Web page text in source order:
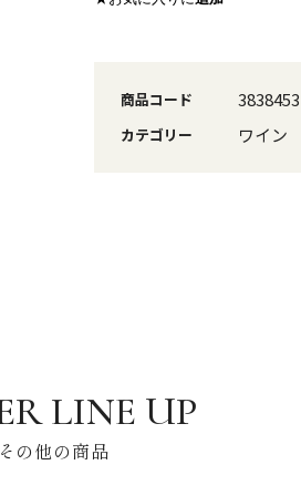
商品コード 3838453
カテゴリー ワイン
その他の商品